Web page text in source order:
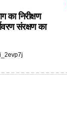
का निरीक्षण
संरक्षण का